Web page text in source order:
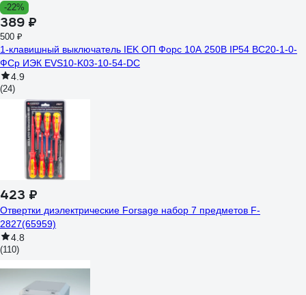
-22%
389 ₽
500 ₽
1-клавишный выключатель IEK ОП Форс 10А 250В IP54 BC20-1-0-
ФСр ИЭК EVS10-K03-10-54-DC
4.9
(24)
423 ₽
Отвертки диэлектрические Forsage набор 7 предметов F-
2827(65959)
4.8
(110)